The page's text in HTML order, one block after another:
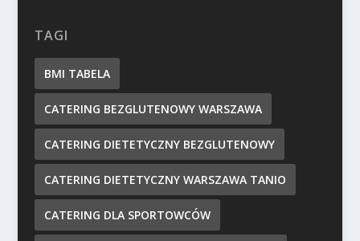
TAGI
BMI TABELA
CATERING BEZGLUTENOWY WARSZAWA
CATERING DIETETYCZNY BEZGLUTENOWY
CATERING DIETETYCZNY WARSZAWA TANIO
CATERING DLA SPORTOWCÓW